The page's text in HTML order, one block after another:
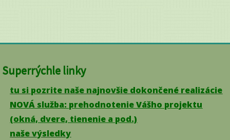
Superrýchle linky
tu si pozrite naše najnovšie dokončené realizácie
NOVÁ služba: prehodnotenie Vášho projektu
(okná, dvere, tienenie a pod.)
naše výsledky